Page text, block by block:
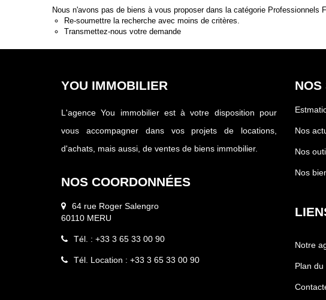
Nous n'avons pas de biens à vous proposer dans la catégorie
Re-soumettre la recherche avec moins de critères.
Transmettez-nous votre demande
YOU IMMOBILIER
L'agence You immobilier est à votre disposition pour
vous accompagner dans vos projets de locations,
d'achats, mais aussi, de ventes de biens immobilier.
NOS COORDONNÉES
64 rue Roger Salengro
60110 MERU
Tél. : +33 3 65 33 00 90
Tél. Location : +33 3 65 33 00 90
NOS
Nos
Nos
Nos
Notre
Plan du